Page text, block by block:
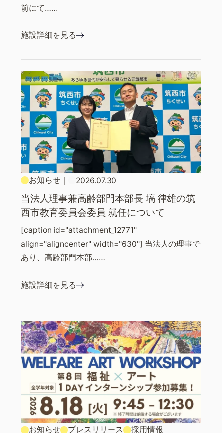
前にて……
施設詳細を見る
お知らせ｜ 2026.07.30
当法人理事兼高齢部門本部長 塙 律雄の筑
西市教育委員会委員 就任について
[caption id="attachment_12771"
align="aligncenter" width="630"] 当法人の理事で
あり、高齢部門本部……
施設詳細を見る
お知らせ プレスリリース 採用情報 ｜